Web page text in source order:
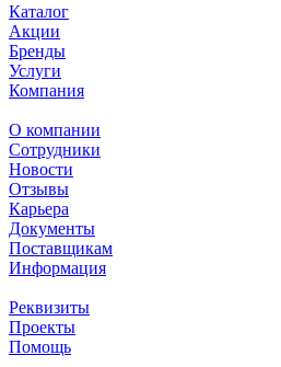
Каталог
Акции
Бренды
Услуги
Компания
О компании
Сотрудники
Новости
Отзывы
Карьера
Документы
Поставщикам
Информация
Реквизиты
Проекты
Помощь